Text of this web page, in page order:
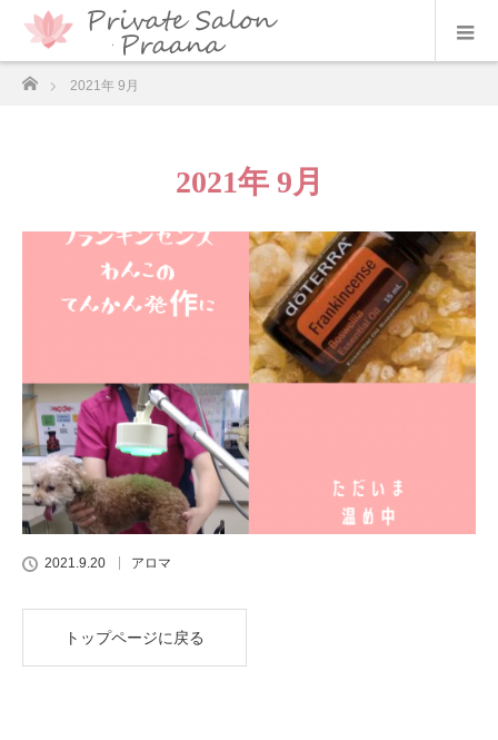
ホーム
2021年 9月
2021年 9月
2021.9.20 アロマ
トップページに戻る